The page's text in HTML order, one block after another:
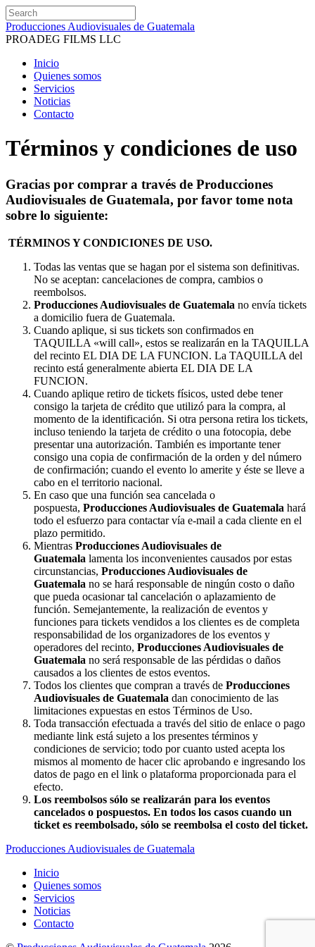
Producciones Audiovisuales de Guatemala
PROADEG FILMS LLC
Inicio
Quienes somos
Servicios
Noticias
Contacto
Términos y condiciones de uso
Gracias por comprar a través de Producciones
Audiovisuales de Guatemala, por favor tome nota
sobre lo siguiente:
TÉRMINOS Y CONDICIONES DE USO.
Todas las ventas que se hagan por el sistema son definitivas.
No se aceptan: cancelaciones de compra, cambios o
reembolsos.
Producciones Audiovisuales de Guatemala no envía tickets
a domicilio fuera de Guatemala.
Cuando aplique, si sus tickets son confirmados en
TAQUILLA «will call», estos se realizarán en la TAQUILLA
del recinto EL DIA DE LA FUNCION. La TAQUILLA del
recinto está generalmente abierta EL DIA DE LA
FUNCION.
Cuando aplique retiro de tickets físicos, usted debe tener
consigo la tarjeta de crédito que utilizó para la compra, al
momento de la identificación. Si otra persona retira los tickets,
incluso teniendo la tarjeta de crédito o una fotocopia, debe
presentar una autorización. También es importante tener
consigo una copia de confirmación de la orden y del número
de confirmación; cuando el evento lo amerite y éste se lleve a
cabo en el territorio nacional.
En caso que una función sea cancelada o
pospuesta, Producciones Audiovisuales de Guatemala hará
todo el esfuerzo para contactar vía e-mail a cada cliente en el
plazo permitido.
Mientras Producciones Audiovisuales de
Guatemala lamenta los inconvenientes causados por estas
circunstancias, Producciones Audiovisuales de
Guatemala no se hará responsable de ningún costo o daño
que pueda ocasionar tal cancelación o aplazamiento de
función. Semejantemente, la realización de eventos y
funciones para tickets vendidos a los clientes es de completa
responsabilidad de los organizadores de los eventos y
operadores del recinto, Producciones Audiovisuales de
Guatemala no será responsable de las pérdidas o daños
causados a los clientes de estos eventos.
Todos los clientes que compran a través de Producciones
Audiovisuales de Guatemala dan conocimiento de las
limitaciones expuestas en estos Términos de Uso.
Toda transacción efectuada a través del sitio de enlace o pago
mediante link está sujeto a los presentes términos y
condiciones de servicio; todo por cuanto usted acepta los
mismos al momento de hacer clic aprobando e ingresando los
datos de pago en el link o plataforma proporcionada para el
efecto.
Los reembolsos sólo se realizarán para los eventos
cancelados o pospuestos. En todos los casos cuando un
ticket es reembolsado, sólo se reembolsa el costo del ticket.
Producciones Audiovisuales de Guatemala
Inicio
Quienes somos
Servicios
Noticias
Contacto